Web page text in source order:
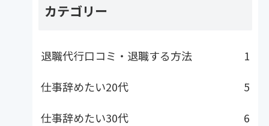
カテゴリー
退職代行口コミ・退職する方法
1
仕事辞めたい20代
5
仕事辞めたい30代
6